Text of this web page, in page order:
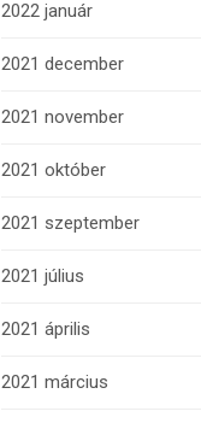
2022 január
2021 december
2021 november
2021 október
2021 szeptember
2021 július
2021 április
2021 március